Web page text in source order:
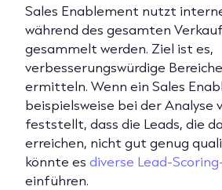
Sales Enablement nutzt
während des gesamten
gesammelt werden. Ziel ist es,
verbesserungswürdige
ermitteln. Wenn ein Sales
beispielsweise bei der Analyse
feststellt, dass die Leads, die
erreichen, nicht gut genug
könnte esdiverse Lead-
einführen.